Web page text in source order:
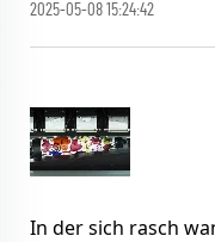
2025-05-08 15:24:42
In der sich rasch